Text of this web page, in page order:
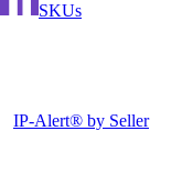
SKUs
IP-Alert® by Seller